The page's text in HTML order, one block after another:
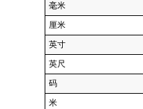
毫米
厘米
英寸
英尺
码
米